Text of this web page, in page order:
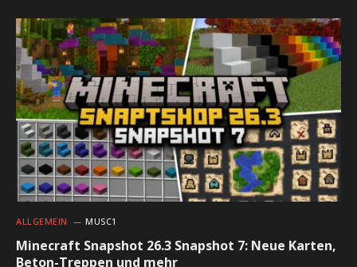
ALLGEMEIN MUSC1
Minecraft Snapshot 26.3 Snapshot 7: Neue Karten,
Beton-Treppen und mehr